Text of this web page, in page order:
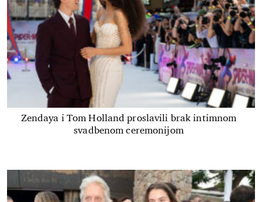
Zendaya i Tom Holland proslavili brak intimnom
svadbenom ceremonijom